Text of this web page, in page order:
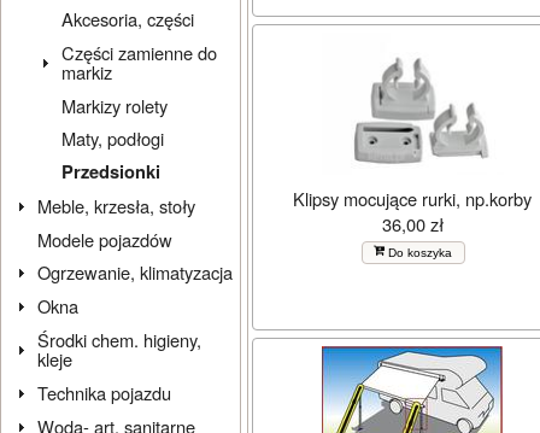
Akcesoria, części
Części zamienne do
markiz
Markizy rolety
Maty, podłogi
Przedsionki
Meble, krzesła, stoły
Modele pojazdów
Ogrzewanie, klimatyzacja
Okna
Środki chem. higieny,
kleje
Technika pojazdu
Woda- art. sanitarne
Klipsy mocujące rurki, np.korby
36,00 zł
Do koszyka